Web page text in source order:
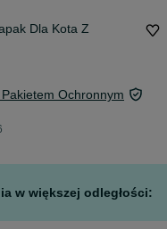
Dla Kota Z
Pakietem Ochronnym
w większej odległości: